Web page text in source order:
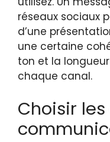
réseaux sociaux
d’une
une certaine
ton et la
chaque canal.
Choisir